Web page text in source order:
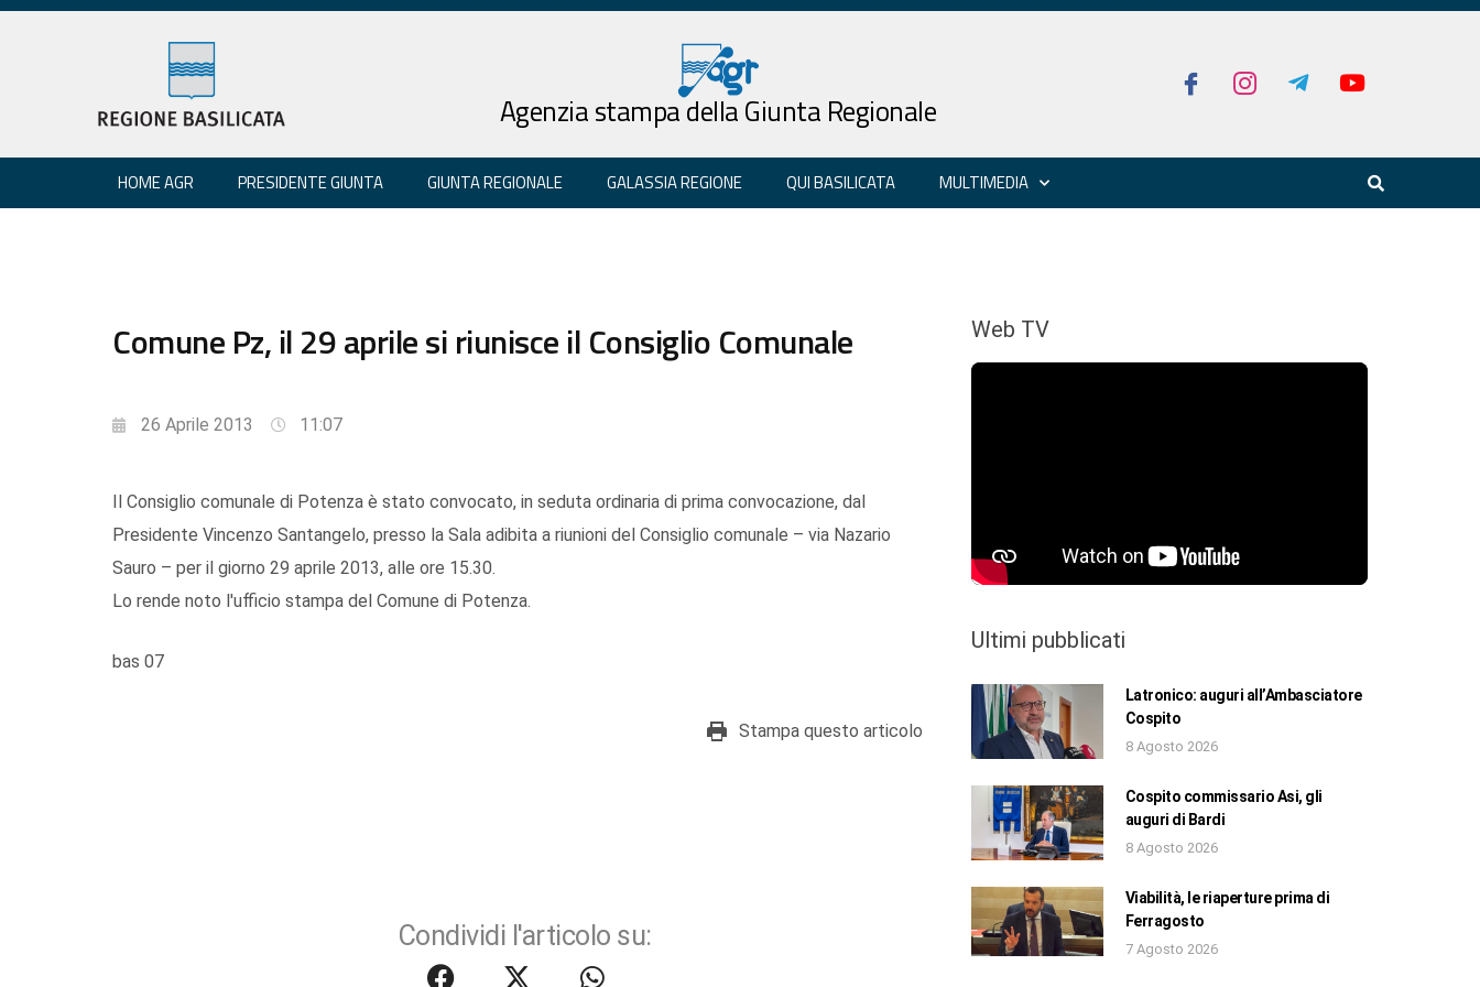
Agenzia stampa della Giunta Regionale
HOME AGR PRESIDENTE GIUNTA GIUNTA REGIONALE GALASSIA REGIONE QUI BASILICATA MULTIMEDIA
Comune Pz, il 29 aprile si riunisce il Consiglio Comunale
26 Aprile 2013 11:07
Il Consiglio comunale di Potenza è stato convocato, in seduta ordinaria di prima convocazione, dal
Presidente Vincenzo Santangelo, presso la Sala adibita a riunioni del Consiglio comunale – via Nazario
Sauro – per il giorno 29 aprile 2013, alle ore 15.30.
Lo rende noto l'ufficio stampa del Comune di Potenza.
bas 07
Stampa questo articolo
Condividi l'articolo su:
Web TV
Ultimi pubblicati
Latronico: auguri all’Ambasciatore
Cospito
8 Agosto 2026
Cospito commissario Asi, gli
auguri di Bardi
8 Agosto 2026
Viabilità, le riaperture prima di
Ferragosto
7 Agosto 2026